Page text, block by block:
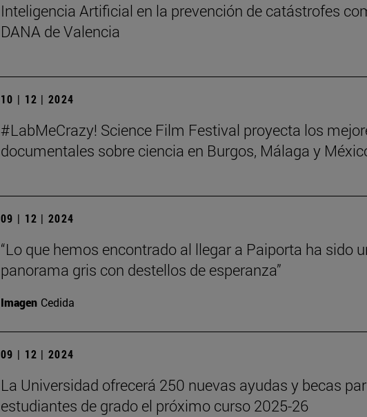
Inteligencia Artificial en la prevención de catástrofes
DANA de Valencia
10 | 12 | 2024
#LabMeCrazy! Science Film Festival proyecta los
documentales sobre ciencia en Burgos, Málaga y
09 | 12 | 2024
“Lo que hemos encontrado al llegar a Paiporta ha sido
panorama gris con destellos de esperanza”
Imagen Cedida
09 | 12 | 2024
La Universidad ofrecerá 250 nuevas ayudas y becas
estudiantes de grado el próximo curso 2025-26